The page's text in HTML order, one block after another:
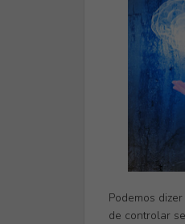
Podemos
de controlar